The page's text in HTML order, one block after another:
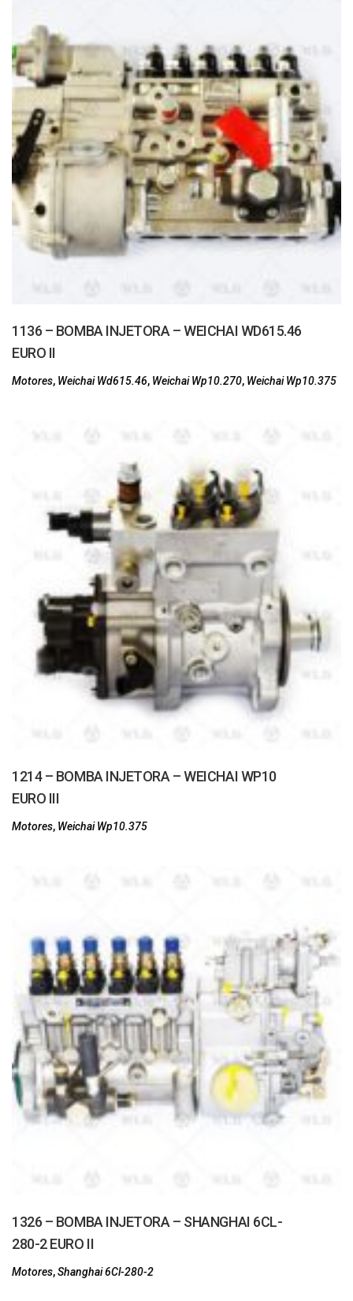
1136 – BOMBA INJETORA – WEICHAI WD615.46
EURO II
Motores, Weichai Wd615.46, Weichai Wp10.270, Weichai Wp10.375
1214 – BOMBA INJETORA – WEICHAI WP10
EURO III
Motores, Weichai Wp10.375
1326 – BOMBA INJETORA – SHANGHAI 6CL-
280-2 EURO II
Motores,Shanghai 6Cl-280-2